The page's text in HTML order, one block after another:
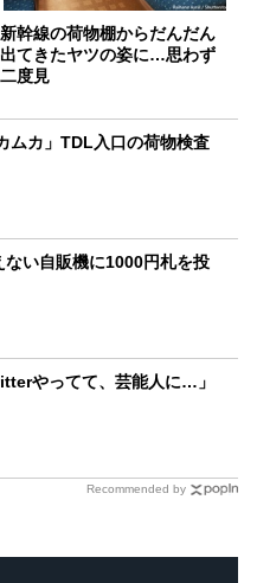
新幹線の荷物棚からだんだん
出てきたヤツの姿に…思わず
二度見
ムカ」TDL入口の荷物検査
ない自販機に1000円札を投
やってて、芸能人に…」
Recommended by